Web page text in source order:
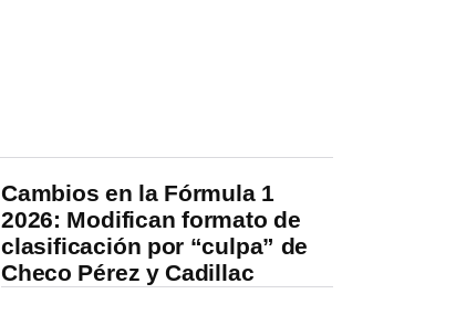
Cambios en la Fórmula 1
2026: Modifican formato de
clasificación por “culpa” de
Checo Pérez y Cadillac